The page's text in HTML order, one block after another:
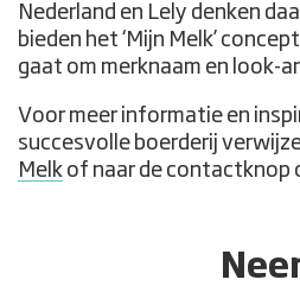
Nederland en Lely denken
bieden het ‘Mijn Melk’
gaat om merknaam en look-
Voor meer informatie en
succesvolle boerderij
Melk of naar de contactknop